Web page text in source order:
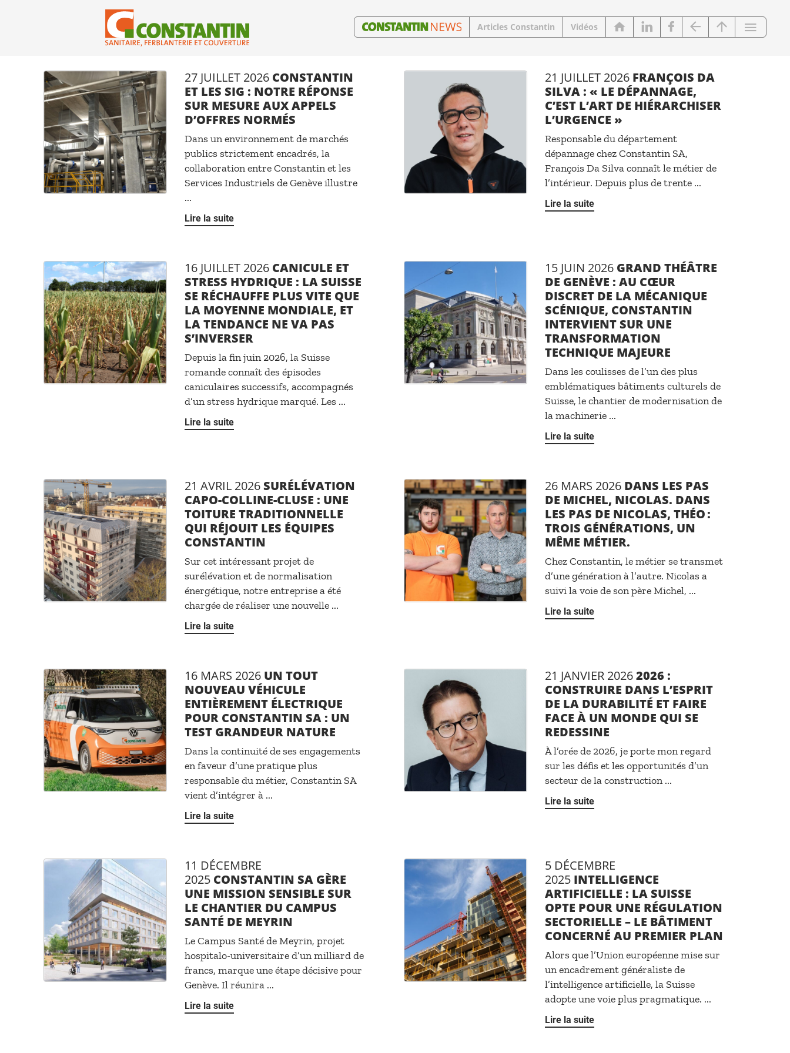
Articles Constantin Vidéos
27 JUILLET 2026CONSTANTIN
ET LES SIG : NOTRE RÉPONSE
SUR MESURE AUX APPELS
D’OFFRES NORMÉS
Dans un environnement de marchés
publics strictement encadrés, la
collaboration entre Constantin et les
Services Industriels de Genève illustre
...
Lire la suite
21 JUILLET 2026FRANÇOIS DA
SILVA : « LE DÉPANNAGE,
C’EST L’ART DE HIÉRARCHISER
L’URGENCE »
Responsable du département
dépannage chez Constantin SA,
François Da Silva connaît le métier de
l’intérieur. Depuis plus de trente ...
Lire la suite
16 JUILLET 2026CANICULE ET
STRESS HYDRIQUE : LA SUISSE
SE RÉCHAUFFE PLUS VITE QUE
LA MOYENNE MONDIALE, ET
LA TENDANCE NE VA PAS
S’INVERSER
Depuis la fin juin 2026, la Suisse
romande connaît des épisodes
caniculaires successifs, accompagnés
d’un stress hydrique marqué. Les ...
Lire la suite
15 JUIN 2026GRAND THÉÂTRE
DE GENÈVE : AU CŒUR
DISCRET DE LA MÉCANIQUE
SCÉNIQUE, CONSTANTIN
INTERVIENT SUR UNE
TRANSFORMATION
TECHNIQUE MAJEURE
Dans les coulisses de l’un des plus
emblématiques bâtiments culturels de
Suisse, le chantier de modernisation de
la machinerie ...
Lire la suite
21 AVRIL 2026SURÉLÉVATION
CAPO-COLLINE-CLUSE : UNE
TOITURE TRADITIONNELLE
QUI RÉJOUIT LES ÉQUIPES
CONSTANTIN
Sur cet intéressant projet de
surélévation et de normalisation
énergétique, notre entreprise a été
chargée de réaliser une nouvelle ...
Lire la suite
26 MARS 2026DANS LES PAS
DE MICHEL, NICOLAS. DANS
LES PAS DE NICOLAS, THÉO :
TROIS GÉNÉRATIONS, UN
MÊME MÉTIER.
Chez Constantin, le métier se transmet
d’une génération à l’autre. Nicolas a
suivi la voie de son père Michel, ...
Lire la suite
16 MARS 2026UN TOUT
NOUVEAU VÉHICULE
ENTIÈREMENT ÉLECTRIQUE
POUR CONSTANTIN SA : UN
TEST GRANDEUR NATURE
Dans la continuité de ses engagements
en faveur d’une pratique plus
responsable du métier, Constantin SA
vient d’intégrer à ...
Lire la suite
21 JANVIER 20262026 :
CONSTRUIRE DANS L’ESPRIT
DE LA DURABILITÉ ET FAIRE
FACE À UN MONDE QUI SE
REDESSINE
À l’orée de 2026, je porte mon regard
sur les défis et les opportunités d’un
secteur de la construction ...
Lire la suite
11 DÉCEMBRE
2025CONSTANTIN SA GÈRE
UNE MISSION SENSIBLE SUR
LE CHANTIER DU CAMPUS
SANTÉ DE MEYRIN
Le Campus Santé de Meyrin, projet
hospitalo-universitaire d’un milliard de
francs, marque une étape décisive pour
Genève. Il réunira ...
Lire la suite
5 DÉCEMBRE
2025INTELLIGENCE
ARTIFICIELLE : LA SUISSE
OPTE POUR UNE RÉGULATION
SECTORIELLE – LE BÂTIMENT
CONCERNÉ AU PREMIER PLAN
Alors que l’Union européenne mise sur
un encadrement généraliste de
l’intelligence artificielle, la Suisse
adopte une voie plus pragmatique. ...
Lire la suite